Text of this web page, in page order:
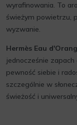
wyrafinowania. To
świeżym powietrzu,
wyzwanie.
Hermès Eau
jednocześnie
pewność siebie i
szczególnie w
świeżość i